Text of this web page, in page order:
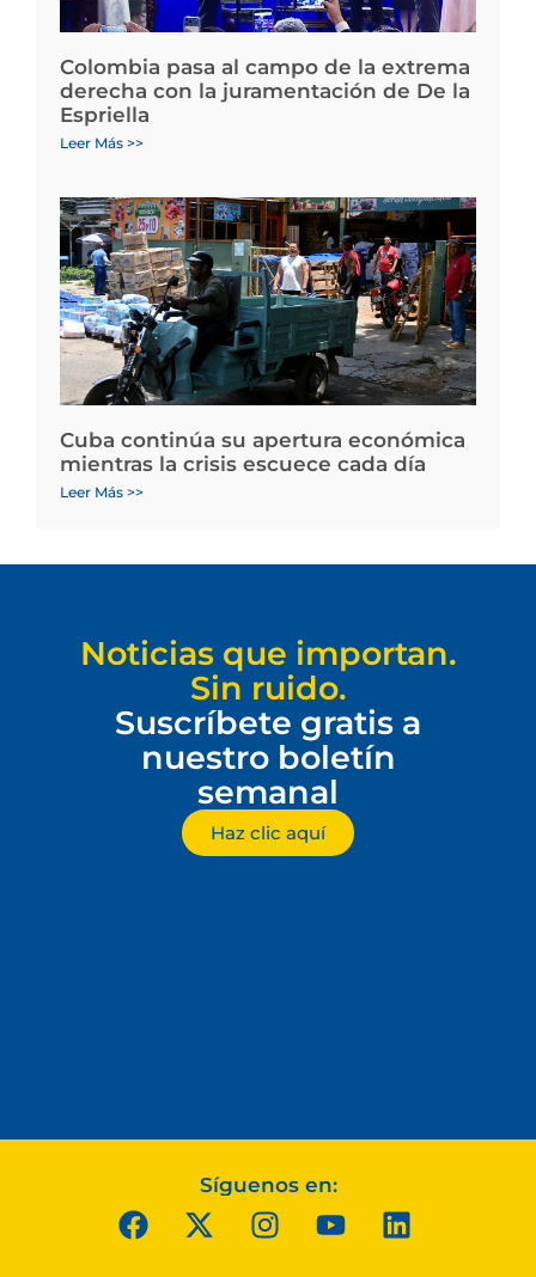
Colombia pasa al campo de la extrema
derecha con la juramentación de De la
Espriella
Leer Más >>
Cuba continúa su apertura económica
mientras la crisis escuece cada día
Leer Más >>
Noticias que importan.
Sin ruido.
Suscríbete gratis a
nuestro boletín
semanal
Haz clic aquí
Síguenos en: